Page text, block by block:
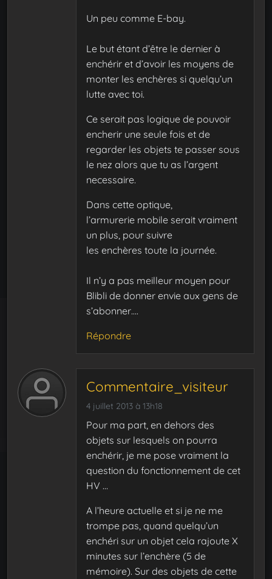
Un peu comme E-bay.
Le but étant d’être le dernier à
enchérir et d’avoir les moyens de
monter les enchères si quelqu’un
lutte avec toi.
Ce serait pas logique de pouvoir
encherir une seule fois et de
regarder les objets te passer sous
le nez alors que tu as l’argent
necessaire.
Dans cette optique,
l’armurerie mobile serait vraiment
un plus, pour suivre
les enchères toute la journée.
Il n’y a pas meilleur moyen pour
Blibli de donner envie aux gens de
s’abonner….
Répondre
Commentaire_visiteur
4 juillet 2013 à 13h18
Pour ma part, en dehors des
objets sur lesquels on pourra
enchérir, je me pose vraiment la
question du fonctionnement de cet
HV …
A l’heure actuelle et si je ne me
trompe pas, quand quelqu’un
enchéri sur un objet cela rajoute X
minutes sur l’enchère (5 de
mémoire). Sur des objets de cette